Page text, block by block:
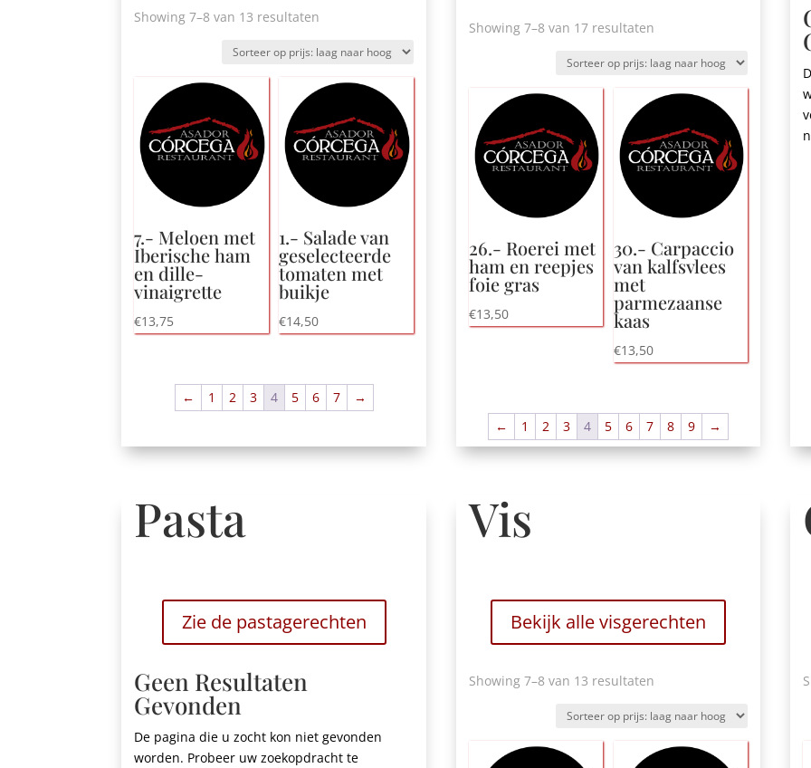
Showing 7–8 van 13 resultaten
prijs:
laag
hoog
7.- Meloen met
Iberische ham
en dille-
vinaigrette
€13,75
1.- Salade van
geselecteerde
tomaten met
buikje
€14,50
← 1 2 3 4 5 6 7 →
Showing 7–8 van 17 resultatenGesorteerd
prijs:
laag
hoog
26.- Roerei met
ham en reepjes
foie gras
€13,50
30.- Carpaccio
van kalfsvlees
met
parmezaanse
kaas
€13,50
← 1 2 3 4 5 6 7 8 9 →
Pasta
Zie de pastagerechten
Geen Resultaten
Gevonden
De pagina die u zocht kon niet gevonden
worden. Probeer uw zoekopdracht te
Vis
Bekijk alle visgerechten
Showing 7–8 van 13 resultatenGesorteerd
prijs:
laag